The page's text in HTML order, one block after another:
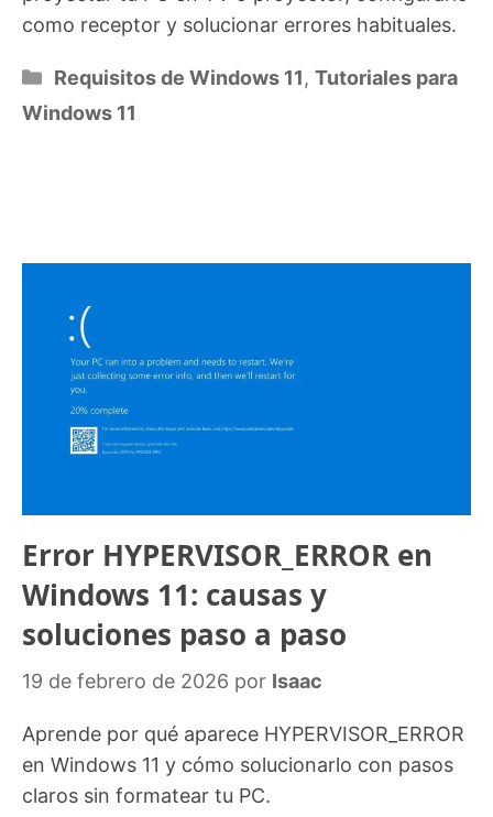
como receptor y solucionar errores habituales.
Categorías
Requisitos de Windows 11, Tutoriales para
Windows 11
Error HYPERVISOR_ERROR en
Windows 11: causas y
soluciones paso a paso
19 de febrero de 2026 por Isaac
Aprende por qué aparece HYPERVISOR_ERROR
en Windows 11 y cómo solucionarlo con pasos
claros sin formatear tu PC.